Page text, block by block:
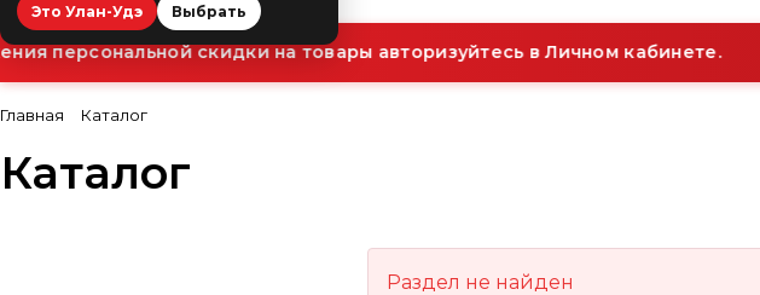
Это Улан-Удэ Выбрать
персональной скидки на товары авторизуйтесь в Личном кабинете.
Главная Каталог
Каталог
Раздел не найден